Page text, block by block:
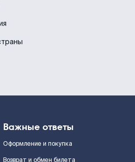
Важные ответы
Оформление и покупка
Возврат и обмен билета